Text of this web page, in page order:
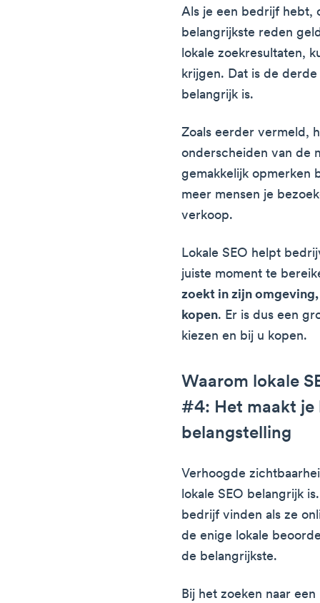
Als je een bedrijf hebt,
belangrijkste reden
lokale zoekresultaten,
krijgen. Dat is de
belangrijk is.
Zoals eerder vermeld,
onderscheiden van de
gemakkelijk opmerken
meer mensen je
verkoop.
Lokale SEO helpt
juiste moment te
zoekt in zijn
kopen. Er is dus een
kiezen en bij u kopen.
Waarom lokale
#4: Het maakt je
belangstelling
Verhoogde
lokale SEO belangrijk
bedrijf vinden als ze
de enige lokale
de belangrijkste.
Bij het zoeken naar